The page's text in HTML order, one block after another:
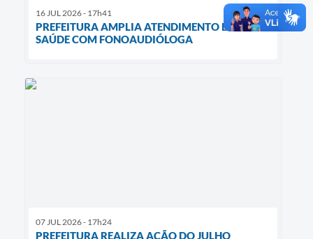
16 JUL 2026 - 17h41
PREFEITURA AMPLIA ATENDIMENTO EM
SAÚDE COM FONOAUDIÓLOGA
07 JUL 2026 - 17h24
PREFEITURA REALIZA AÇÃO DO JULHO